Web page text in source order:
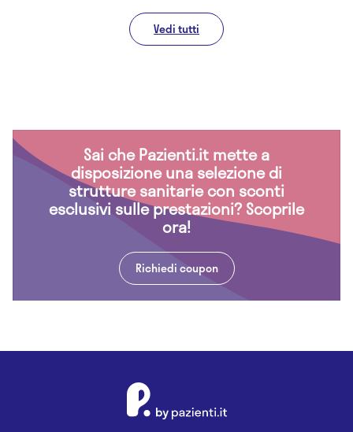
Vedi tutti
Sai che Pazienti.it mette a
disposizione una selezione di
strutture sanitarie con sconti
esclusivi sulle prestazioni? Scoprile
ora!
Richiedi coupon